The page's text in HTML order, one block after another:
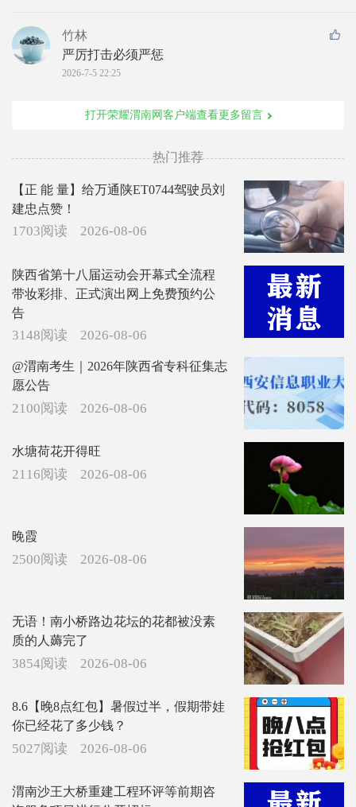
竹林
严厉打击必须严惩
2026-7-5 22:25
打开荣耀渭南网客户端查看更多留言
热门推荐
【正 能 量】给万通陕ET0744驾驶员刘
建忠点赞！
1703阅读 2026-08-06
陕西省第十八届运动会开幕式全流程
带妆彩排、正式演出网上免费预约公
告
3148阅读 2026-08-06
@渭南考生｜2026年陕西省专科征集志
愿公告
2100阅读 2026-08-06
水塘荷花开得旺
2116阅读 2026-08-06
晚霞
2500阅读 2026-08-06
无语！南小桥路边花坛的花都被没素
质的人薅完了
3854阅读 2026-08-06
8.6【晚8点红包】暑假过半，假期带娃
你已经花了多少钱？
5027阅读 2026-08-06
渭南沙王大桥重建工程环评等前期咨